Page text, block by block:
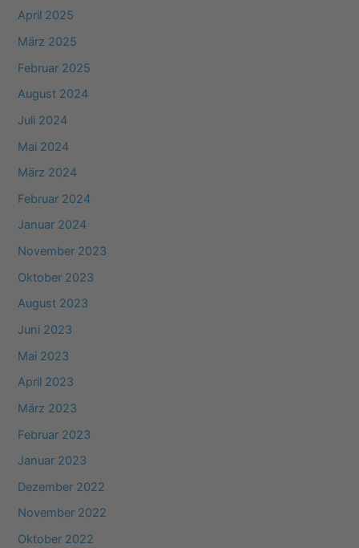
April 2025
März 2025
Februar 2025
August 2024
Juli 2024
Mai 2024
März 2024
Februar 2024
Januar 2024
November 2023
Oktober 2023
August 2023
Juni 2023
Mai 2023
April 2023
März 2023
Februar 2023
Januar 2023
Dezember 2022
November 2022
Oktober 2022